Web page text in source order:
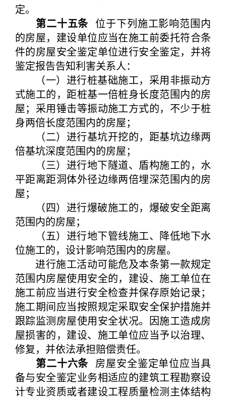
定。
第二十五条 位于下列施工影响范围内
的房屋，建设单位应当在施工前委托符合条
件的房屋安全鉴定单位进行安全鉴定，并将
鉴定报告告知利害关系人：
（一）进行桩基础施工，采用非振动方
式施工的，距桩基一倍桩身长度范围内的房
屋；采用锤击等振动施工方式的，不少于桩
身两倍长度范围内的房屋；
（二）进行基坑开挖的，距基坑边缘两
倍基坑深度范围内的房屋；
（三）进行地下隧道、盾构施工的，水
平距离距洞体外径边缘两倍埋深范围内的房
屋；
（四）进行爆破施工的，爆破安全距离
范围内的房屋；
（五）进行地下管线施工、降低地下水
位施工的，设计影响范围内的房屋。
进行施工活动可能危及本条第一款规定
范围内房屋使用安全的，建设、施工单位在
施工前应当进行安全检查并保存原始记录；
施工期间应当按照规定采取安全保护措施并
跟踪监测房屋使用安全状况。因施工造成房
屋损害的，建设、施工单位应当予以治理、
修复，并依法承担赔偿责任。
第二十六条 房屋安全鉴定单位应当具
备与安全鉴定业务相适应的建筑工程勘察设
计专业资质或者建设工程质量检测主体结构